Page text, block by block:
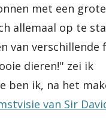
met een grote
allemaal op te
van verschillende
dieren!'' zei ik
ben ik, na het
van Sir